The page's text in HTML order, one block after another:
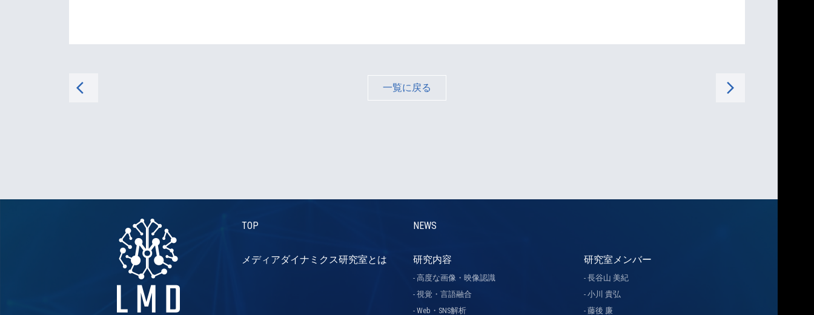
arrow_back_ios 一覧に戻る arrow_forward_ios
TOP NEWS
メディアダイナミクス研究室とは 研究内容
高度な画像・映像認識
視覚・言語融合
Web・SNS解析
研究室メンバー
長谷山 美紀
小川 貴弘
藤後 廉